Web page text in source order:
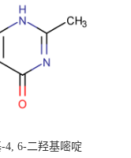
4, 6-二羟基嘧啶